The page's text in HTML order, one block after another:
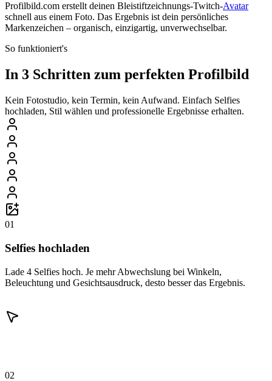
Profilbild.com erstellt deinen Bleistiftzeichnungs-Twitch-Avatar
schnell aus einem Foto. Das Ergebnis ist dein persönliches
Markenzeichen – organisch, einzigartig, unverwechselbar.
So funktioniert's
In 3 Schritten zum perfekten Profilbild
Kein Fotostudio, kein Termin, kein Aufwand. Einfach Selfies
hochladen, Stil wählen und professionelle Ergebnisse erhalten.
01
Selfies hochladen
Lade 4 Selfies hoch. Je mehr Abwechslung bei Winkeln,
Beleuchtung und Gesichtsausdruck, desto besser das Ergebnis.
02